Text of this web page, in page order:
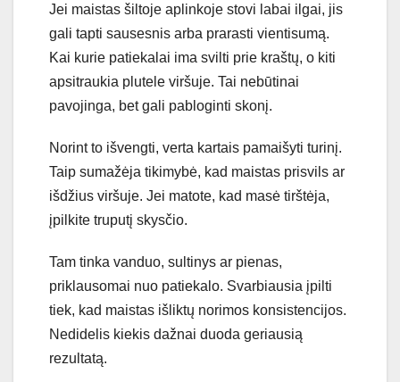
Jei maistas šiltoje aplinkoje stovi labai ilgai, jis
gali tapti sausesnis arba prarasti vientisumą.
Kai kurie patiekalai ima svilti prie kraštų, o kiti
apsitraukia plutele viršuje. Tai nebūtinai
pavojinga, bet gali pabloginti skonį.
Norint to išvengti, verta kartais pamaišyti turinį.
Taip sumažėja tikimybė, kad maistas prisvils ar
išdžius viršuje. Jei matote, kad masė tirštėja,
įpilkite truputį skysčio.
Tam tinka vanduo, sultinys ar pienas,
priklausomai nuo patiekalo. Svarbiausia įpilti
tiek, kad maistas išliktų norimos konsistencijos.
Nedidelis kiekis dažnai duoda geriausią
rezultatą.